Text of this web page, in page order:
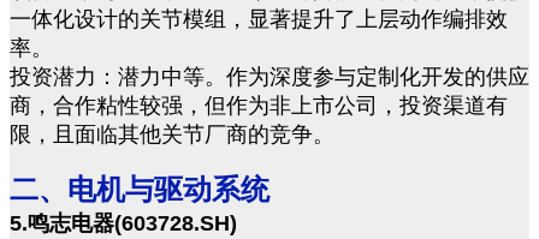
一体化设计的关节模组，显著提升了上层动作编排效
率。
投资潜力：潜力中等。作为深度参与定制化开发的供应
商，合作粘性较强，但作为非上市公司，投资渠道有
限，且面临其他关节厂商的竞争。
二、电机与驱动系统
5.鸣志电器(603728.SH)